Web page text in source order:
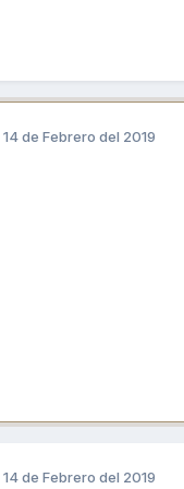
14 de Febrero del 2019
14 de Febrero del 2019